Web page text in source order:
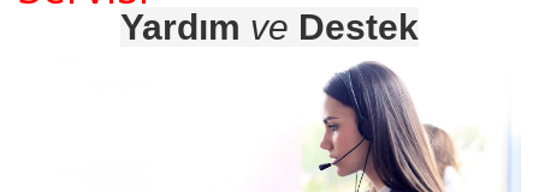
Yardım ve Destek